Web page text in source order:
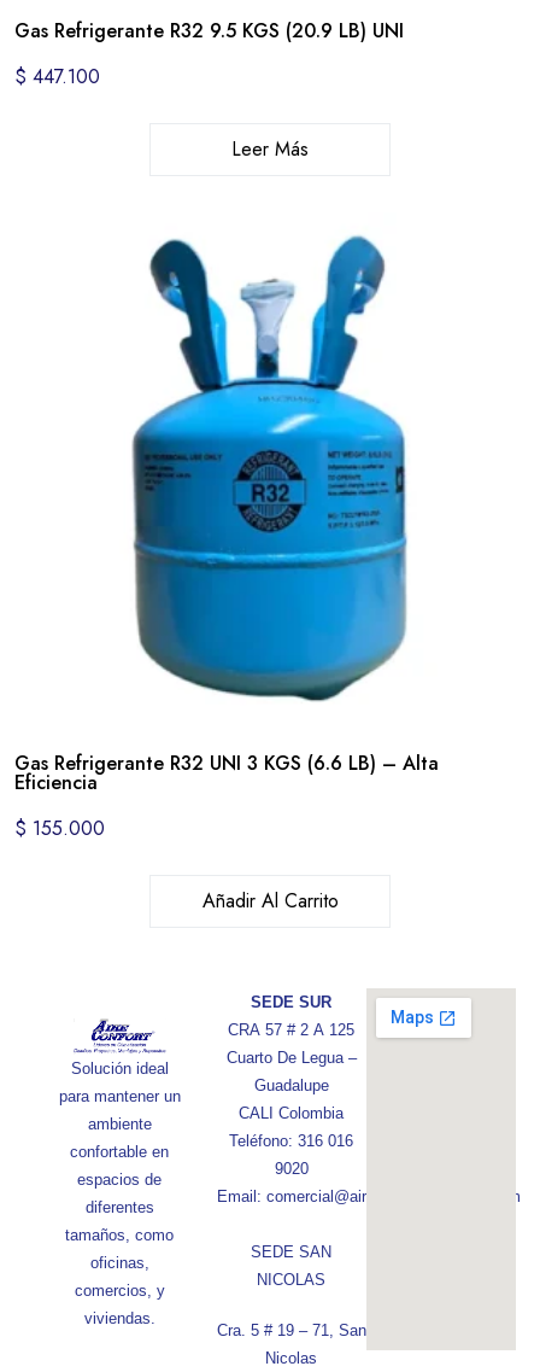
Gas Refrigerante R32 9.5 KGS (20.9 LB) UNI
$ 447.100
Leer Más
Gas Refrigerante R32 UNI 3 KGS (6.6 LB) – Alta
Eficiencia
$ 155.000
Añadir Al Carrito
Solución ideal
para mantener un
ambiente
confortable en
espacios de
diferentes
tamaños, como
oficinas,
comercios, y
viviendas.
SEDE SUR
CRA 57 # 2 A 125
Cuarto De Legua –
Guadalupe
CALI Colombia
Teléfono: 316 016
9020
Email: comercial@aireconfortcolombia.com
SEDE SAN
NICOLAS
Cra. 5 # 19 – 71, San
Nicolas